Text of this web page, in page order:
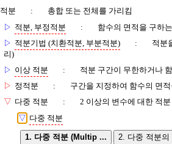
적분 :
총합 또는 전체를 가리킴
▷ 적분, 부정적분 :
함수의 면적을 구하
▷ 적분기법 (치환적분, 부분적분) :
적분
리)
▷ 이상 적분 :
적분 구간이 무한하거나
▷ 정적분 :
구간을 지정하여 함수의 면
▽ 다중 적분 :
2 이상의 변수에 대한 적분
▽ 다중 적분
1. 다중 적분 (Multip ...
2. 다중 적분